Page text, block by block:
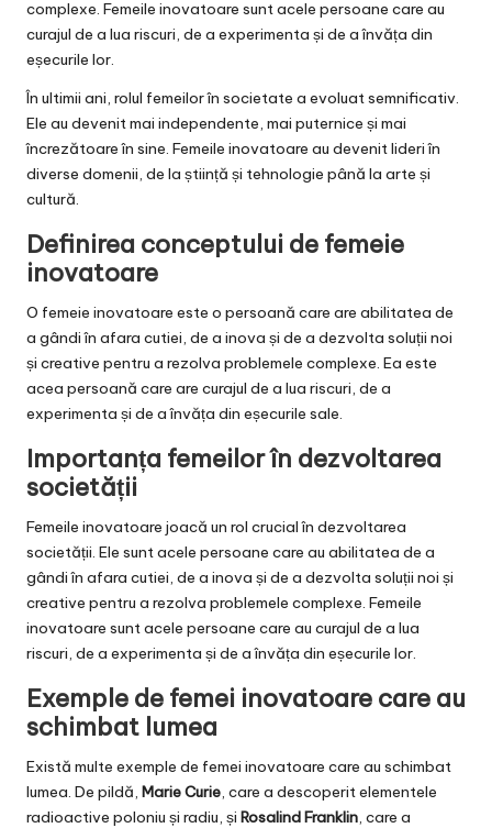
complexe. Femeile inovatoare sunt acele persoane care au
curajul de a lua riscuri, de a experimenta și de a învăța din
eșecurile lor.
În ultimii ani, rolul femeilor în societate a evoluat semnificativ.
Ele au devenit mai independente, mai puternice și mai
încrezătoare în sine. Femeile inovatoare au devenit lideri în
diverse domenii, de la știință și tehnologie până la arte și
cultură.
Definirea conceptului de femeie
inovatoare
O femeie inovatoare este o persoană care are abilitatea de
a gândi în afara cutiei, de a inova și de a dezvolta soluții noi
și creative pentru a rezolva problemele complexe. Ea este
acea persoană care are curajul de a lua riscuri, de a
experimenta și de a învăța din eșecurile sale.
Importanța femeilor în dezvoltarea
societății
Femeile inovatoare joacă un rol crucial în dezvoltarea
societății. Ele sunt acele persoane care au abilitatea de a
gândi în afara cutiei, de a inova și de a dezvolta soluții noi și
creative pentru a rezolva problemele complexe. Femeile
inovatoare sunt acele persoane care au curajul de a lua
riscuri, de a experimenta și de a învăța din eșecurile lor.
Exemple de femei inovatoare care au
schimbat lumea
Există multe exemple de femei inovatoare care au schimbat
lumea. De pildă, Marie Curie, care a descoperit elementele
radioactive poloniu și radiu, și Rosalind Franklin, care a